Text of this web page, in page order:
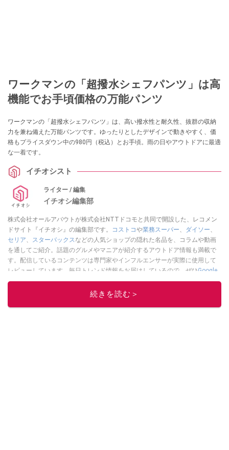
ワークマンの「超撥水シェフパンツ」は高
機能でお手頃価格の万能パンツ
ワークマンの「超撥水シェフパンツ」は、高い撥水性と耐久性、抜群の収納
力を兼ね備えた万能パンツです。ゆったりとしたデザインで動きやすく、価
格もプライスダウン中の980円（税込）とお手頃。雨の日やアウトドアに最適
な一着です。
イチオシスト
ライター / 編集
イチオシ編集部
株式会社オールアバウトが株式会社NTTドコモと共同で開設した、レコメン
ドサイト『イチオシ』の編集部です。
コストコや業務スーパー ダイソー
セリア
スターバックス などの人気ショップの隠れた名品を、コラムや動画
を通してご紹介。話題のグルメやマニアが紹介するアウトドア情報も満載で
す。配信しているコンテンツは専門家やインフルエンサーが実際に使用して
レビューしています。毎日トレンド情報をお届けしているので、ぜひGoogle
ニュースでフォローしてください！
このイチオシストの他の記事を読む
続きを読む＞